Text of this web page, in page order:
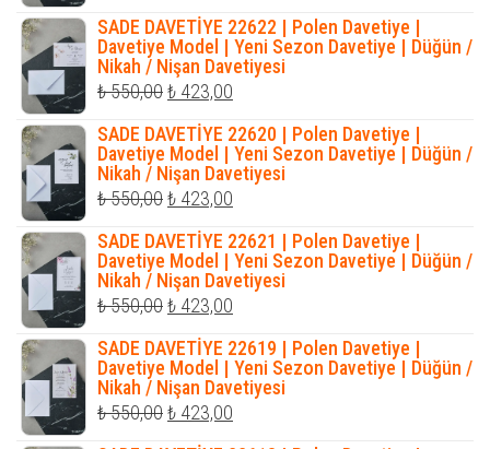
fiyat:
₺ 1.200,00.fiyat:
₺ 1.035,00.
SADE DAVETİYE 22622 | Polen Davetiye |
Davetiye Model | Yeni Sezon Davetiye | Düğün /
Nikah / Nişan Davetiyesi
₺550,00Orijinal
fiyat:
₺ 550,00.
₺ 423,00
fiyat:
₺ 423,00.
SADE DAVETİYE 22620 | Polen Davetiye |
Davetiye Model | Yeni Sezon Davetiye | Düğün /
Nikah / Nişan Davetiyesi
₺550,00Orijinal
fiyat:
₺ 550,00.
₺ 423,00
fiyat:
₺ 423,00.
SADE DAVETİYE 22621 | Polen Davetiye |
Davetiye Model | Yeni Sezon Davetiye | Düğün /
Nikah / Nişan Davetiyesi
₺550,00Orijinal
fiyat:
₺ 550,00.
₺ 423,00
fiyat:
₺ 423,00.
SADE DAVETİYE 22619 | Polen Davetiye |
Davetiye Model | Yeni Sezon Davetiye | Düğün /
Nikah / Nişan Davetiyesi
₺550,00Orijinal
fiyat:
₺ 423,00